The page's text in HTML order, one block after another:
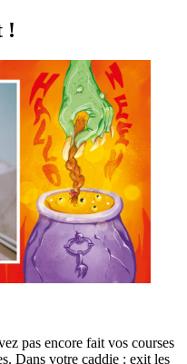
!
pas encore fait vos courses
Dans votre caddie : exit les